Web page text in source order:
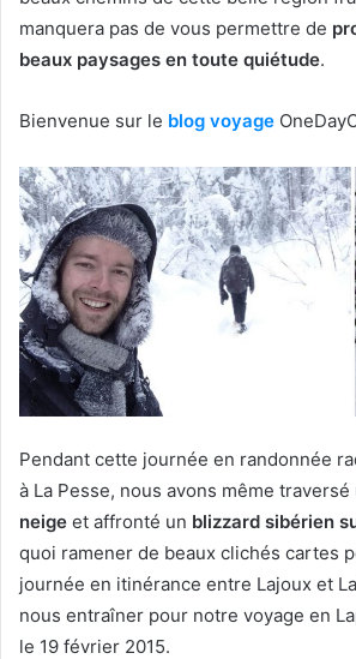
manquera pas de vous permettre de
beaux paysages en toute quiétude.
Bienvenue sur le blog voyage
Pendant cette journée en randonnée
à La Pesse, nous avons même traversé
neige et affronté un blizzard sibérien
quoi ramener de beaux clichés cartes
journée en itinérance entre Lajoux et
nous entraîner pour notre voyage en
le 19 février 2015.